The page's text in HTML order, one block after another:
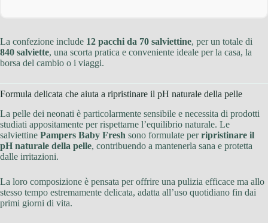
La confezione include 12 pacchi da 70 salviettine, per un totale di
840 salviette, una scorta pratica e conveniente ideale per la casa, la
borsa del cambio o i viaggi.
Formula delicata che aiuta a ripristinare il pH naturale della pelle
La pelle dei neonati è particolarmente sensibile e necessita di prodotti
studiati appositamente per rispettarne l’equilibrio naturale. Le
salviettine Pampers Baby Fresh sono formulate perripristinare il
pH naturale della pelle, contribuendo a mantenerla sana e protetta
dalle irritazioni.
La loro composizione è pensata per offrire una pulizia efficace ma allo
stesso tempo estremamente delicata, adatta all’uso quotidiano fin dai
primi giorni di vita.